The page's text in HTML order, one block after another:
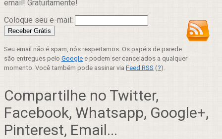
email! Gratuitamente!
Coloque seu e-mail:
Seu email não é spam, nós respeitamos. Os papéis de parede
são entregues pelo Google e podem ser cancelados a qualquer
momento. Você também pode assinar via Feed RSS (?).
Compartilhe no Twitter,
Facebook, Whatsapp, Google+,
Pinterest, Email...